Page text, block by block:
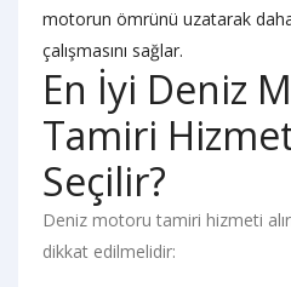
motorun ömrünü uzatarak
çalışmasını sağlar.
En İyi Deniz
Tamiri
Seçilir?
Deniz motoru tamiri hizmeti
dikkat edilmelidir: